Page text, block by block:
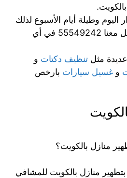
وطيلة أيام الأسبوع لذلك
يمكنكم التواصل معنا 55549242 في أي
مثل تنظيف دكتات و
و غسيل سيارات بارخص
منازل بالكويت؟
منازل بالكويت للمشافي